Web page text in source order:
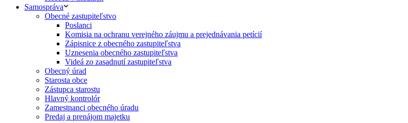
Samospráva
Obecné zastupiteľstvo
Poslanci
Komisia na ochranu verejného záujmu a prejednávania petícií
Zápisnice z obecného zastupiteľstva
Uznesenia obecného zastupiteľstva
Videá zo zasadnutí zastupiteľstva
Obecný úrad
Starosta obce
Zástupca starostu
Hlavný kontrolór
Zamestnanci obecného úradu
Predaj a prenájom majetku